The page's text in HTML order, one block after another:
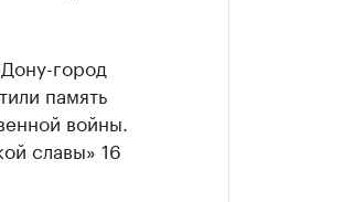
город
память
войны.
славы» 16